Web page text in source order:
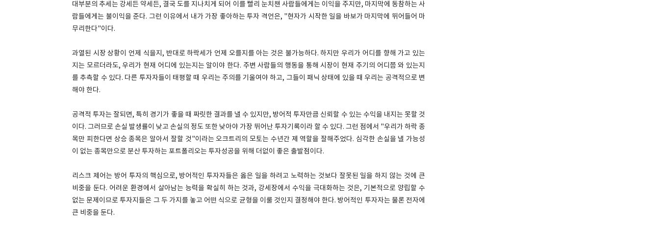
대부분의 추세는 강세든 약세든, 결국 도를 지나치게 되어 이를 빨리 눈치챈 사람들에게는 이익을 주지만, 마지막에 동참하는 사
람들에게는 불이익을 준다. 그런 이유에서 내가 가장 좋아하는 투자 격언은, "현자가 시작한 일을 바보가 마지막에 뛰어들어 마
무리한다"이다.
과열된 시장 상황이 언제 식을지, 반대로 하락세가 언제 오를지를 아는 것은 불가능하다. 하지만 우리가 어디를 향해 가고 있는
지는 모르더라도, 우리가 현재 어디에 있는지는 알이야 한다. 주변 사람들의 행동을 통해 시장이 현재 주기의 어디쯤 와 있는지
를 추측할 수 있다. 다른 투자자들이 태평할 때 우리는 주의를 기울여야 하고, 그들이 패닉 상태에 있을 때 우리는 공격적으로 변
해야 한다.
공격적 투자는 잘되면, 특히 경기가 좋을 때 짜릿한 결과를 낼 수 있지만, 방어적 투자만큼 신뢰할 수 있는 수익을 내지는 못할 것
이다. 그러므로 손실 발생률이 낮고 손실의 정도 또한 낮아야 가장 뛰어난 투자기록이라 할 수 있다. 그런 점에서 "우리가 하락 종
목만 피한다면 상승 종목은 알아서 잘할 것"이라는 오크트리의 모토는 수년간 제 역할을 잘해주었다. 심각한 손실을 낼 가능성
이 없는 종목만으로 분산 투자하는 포트폴리오는 투자성공을 위해 더없이 좋은 출발점이다.
리스크 제어는 방어 투자의 핵심으로, 방어적인 투자자들은 옳은 일을 하려고 노력하는 것보다 잘못된 일을 하지 않는 것에 큰
비중을 둔다. 어려운 환경에서 살아남는 능력을 확실히 하는 것과, 강세장에서 수익을 극대화하는 것은, 기본적으로 양립할 수
없는 문제이므로 투자지들은 그 두 가지를 놓고 어떤 식으로 균형을 이룰 것인지 결정해야 한다. 방어적인 투자자는 물론 전자에
큰 비중을 둔다.